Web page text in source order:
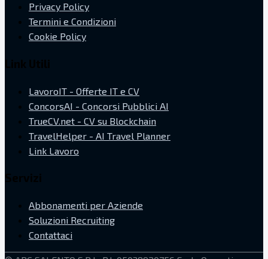
Privacy Policy
Termini e Condizioni
Cookie Policy
LavoroIT - Offerte IT e CV
ConcorsAI - Concorsi Pubblici AI
TrueCV.net - CV su Blockchain
TravelHelper - AI Travel Planner
Link Lavoro
Abbonamenti per Aziende
Soluzioni Recruiting
Contattaci